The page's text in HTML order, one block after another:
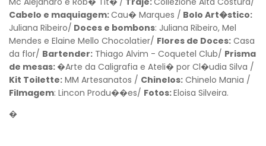
Cabelo e maquiagem:Cau� Marques / Bolo Art�stico:
Juliana Ribeiro/ Doces e bombons: Juliana Ribeiro, Mel
Mendes e Elaine Mello Chocolatier/ Flores de Doces: Casa
da flor/ Bartender: Thiago Alvim - Coquetel Club/ Prisma
de mesas:�Arte da Caligrafia e Ateli� por Cl�udia Silva /
Kit Toilette: MM Artesanatos / Chinelos: Chinelo Mania /
Filmagem: Lincon Produ��es/ Fotos:Eloisa Silveira.
�